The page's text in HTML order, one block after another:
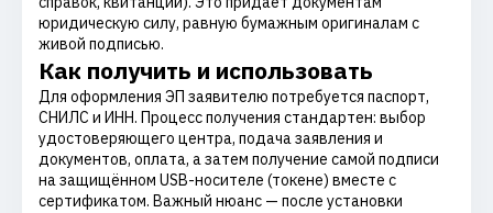
юридическую силу, равную бумажным оригиналам с
живой подписью.
Как получить и использовать
Для оформления ЭП заявителю потребуется паспорт,
СНИЛС и ИНН. Процесс получения стандартен: выбор
удостоверяющего центра, подача заявления и
документов, оплата, а затем получение самой подписи
на защищённом USB-носителе (токене) вместе с
сертификатом. Важный нюанс — после установки